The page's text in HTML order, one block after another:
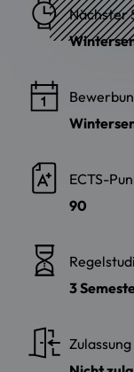
Nächster
ECTS-
90
3
Zulassung